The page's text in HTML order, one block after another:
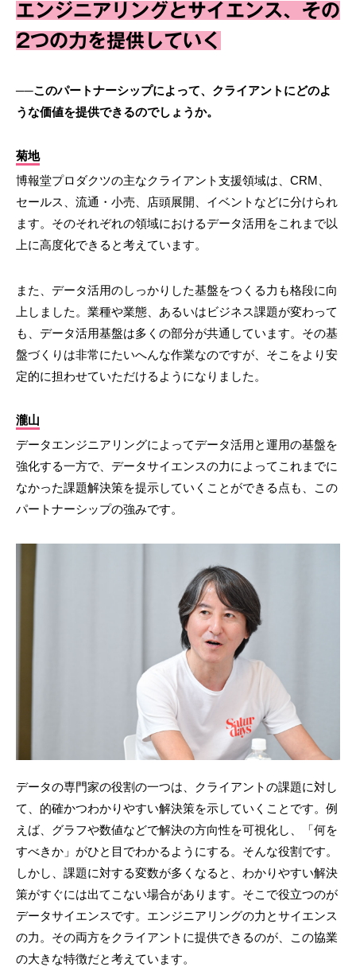
エンジニアリングとサイエンス、その
2つの力を提供していく
──このパートナーシップによって、クライアントにどのよ
うな価値を提供できるのでしょうか。
菊地
博報堂プロダクツの主なクライアント支援領域は、CRM、
セールス、流通・小売、店頭展開、イベントなどに分けられ
ます。そのそれぞれの領域におけるデータ活用をこれまで以
上に高度化できると考えています。
また、データ活用のしっかりした基盤をつくる力も格段に向
上しました。業種や業態、あるいはビジネス課題が変わって
も、データ活用基盤は多くの部分が共通しています。その基
盤づくりは非常にたいへんな作業なのですが、そこをより安
定的に担わせていただけるようになりました。
瀧山
データエンジニアリングによってデータ活用と運用の基盤を
強化する一方で、データサイエンスの力によってこれまでに
なかった課題解決策を提示していくことができる点も、この
パートナーシップの強みです。
データの専門家の役割の一つは、クライアントの課題に対し
て、的確かつわかりやすい解決策を示していくことです。例
えば、グラフや数値などで解決の方向性を可視化し、「何を
すべきか」がひと目でわかるようにする。そんな役割です。
しかし、課題に対する変数が多くなると、わかりやすい解決
策がすぐには出てこない場合があります。そこで役立つのが
データサイエンスです。エンジニアリングの力とサイエンス
の力。その両方をクライアントに提供できるのが、この協業
の大きな特徴だと考えています。